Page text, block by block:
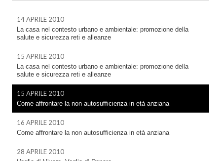
14 APRILE 2010
La casa nel contesto urbano e ambientale: promozione della
salute e sicurezza reti e alleanze
15 APRILE 2010
La casa nel contesto urbano e ambientale: promozione della
salute e sicurezza reti e alleanze
15 APRILE 2010
Come affrontare la non autosufficienza in età anziana
16 APRILE 2010
Come affrontare la non autosufficienza in età anziana
28 APRILE 2010